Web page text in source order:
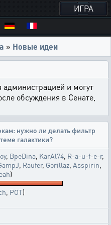
ИГРА
» Новые идеи
и могут
обсуждения в Сенате,
нужно ли делать фильтр
галактики?
, BpeDina KarAl74 R-a-u-f-e-r,
Raufer, Gorillaz Asspirin
)
POT)